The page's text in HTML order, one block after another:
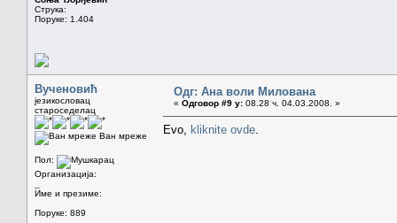
Струка:
Поруке: 1.404
Вученовић
језикословац
староседелац
Ван мреже
Пол:
Организација:
Име и презиме:
Поруке: 889
Одг: Ана воли Милована
« Одговор #9 у: 08.28 ч. 04.03.2008. »
Evo, kliknite ovde